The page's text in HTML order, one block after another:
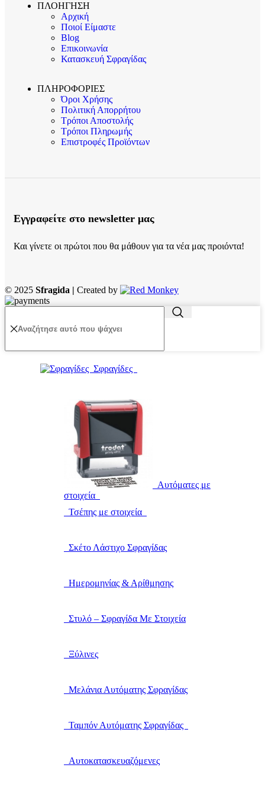
ΠΛΟΗΓΗΣΗ
Αρχική
Ποιοί Είμαστε
Blog
Επικοινωνία
Κατασκευή Σφραγίδας
ΠΛΗΡΟΦΟΡΙΕΣ
Όροι Χρήσης
Πολιτική Απορρήτου
Τρόποι Αποστολής
Τρόποι Πληρωμής
Επιστροφές Προϊόντων
Εγγραφείτε στο newsletter μας
Και γίνετε οι πρώτοι που θα μάθουν για τα νέα μας προιόντα!
© 2025 Sfragida | Created by
Σφραγίδες
Αυτόματες με
στοιχεία
Τσέπης με στοιχεία
Σκέτο Λάστιχο Σφραγίδας
Ημερομηνίας & Αρίθμησης
Στυλό – Σφραγίδα Με Στοιχεία
Ξύλινες
Μελάνια Αυτόματης Σφραγίδας
Ταμπόν Αυτόματης Σφραγίδας
Αυτοκατασκευαζόμενες